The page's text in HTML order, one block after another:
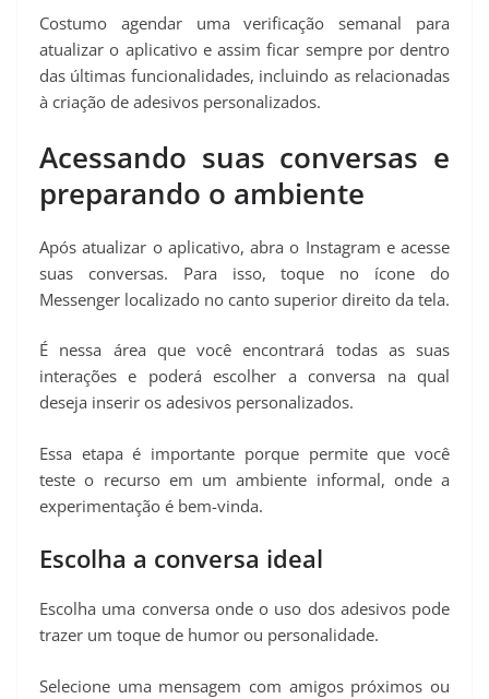
Costumo agendar uma verificação semanal para
atualizar o aplicativo e assim ficar sempre por dentro
das últimas funcionalidades, incluindo as relacionadas
à criação de adesivos personalizados.
Acessando suas conversas e
preparando o ambiente
Após atualizar o aplicativo, abra o Instagram e acesse
suas conversas. Para isso, toque no ícone do
Messenger localizado no canto superior direito da tela.
É nessa área que você encontrará todas as suas
interações e poderá escolher a conversa na qual
deseja inserir os adesivos personalizados.
Essa etapa é importante porque permite que você
teste o recurso em um ambiente informal, onde a
experimentação é bem-vinda.
Escolha a conversa ideal
Escolha uma conversa onde o uso dos adesivos pode
trazer um toque de humor ou personalidade.
Selecione uma mensagem com amigos próximos ou